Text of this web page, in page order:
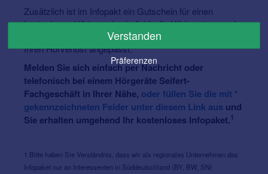
Zusätzlich ist im Infopakt ein Gutschein für einen
kostenlosen Hörtest, eine individuelle Hörberatung und
ein unverbindliches Probetragen enthalten - speziell auf
Ihren Hörverlust angepasst.
Melden Sie sich einfach per Nachricht oder
telefonisch bei einem Hörgeräte Seifert-
Fachgeschäft in Ihrer Nähe, oder füllen Sie die mit *
gekennzeichneten Felder unter diesem Link aus und
Sie erhalten umgehend Ihr kostenloses Infopaket.1
1 Bitte haben Sie Verständnis, dass wir als regionales Unternehmen das
Infopaket nur an Interessenten in Süddeutschland (BY, BW, SN)
Verstanden
Präferenzen